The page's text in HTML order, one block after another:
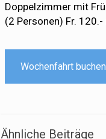
Doppelzimmer mit
(2 Personen) Fr.
Wochenfahrt buchen
Ähnliche Beiträge